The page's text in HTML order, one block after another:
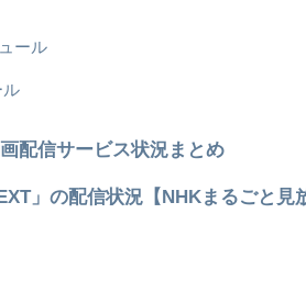
ール
ル
配信サービス状況まとめ
」の配信状況【NHKまるごと見